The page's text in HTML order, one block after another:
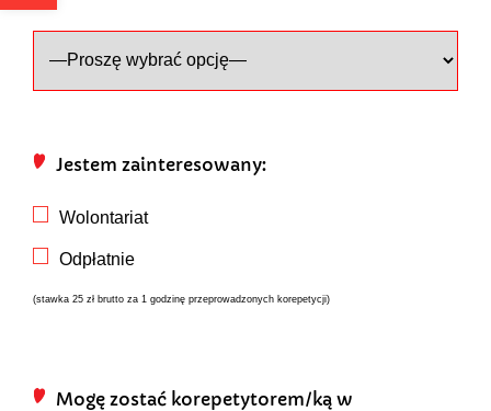
Jestem zainteresowany:
Wolontariat
Odpłatnie
(stawka 25 zł brutto za 1 godzinę przeprowadzonych korepetycji)
Mogę zostać korepetytorem/ką w